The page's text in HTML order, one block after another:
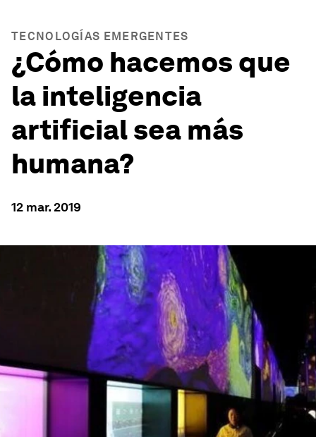
TECNOLOGÍAS EMERGENTES
¿Cómo hacemos que
la inteligencia
artificial sea más
humana?
12 mar. 2019